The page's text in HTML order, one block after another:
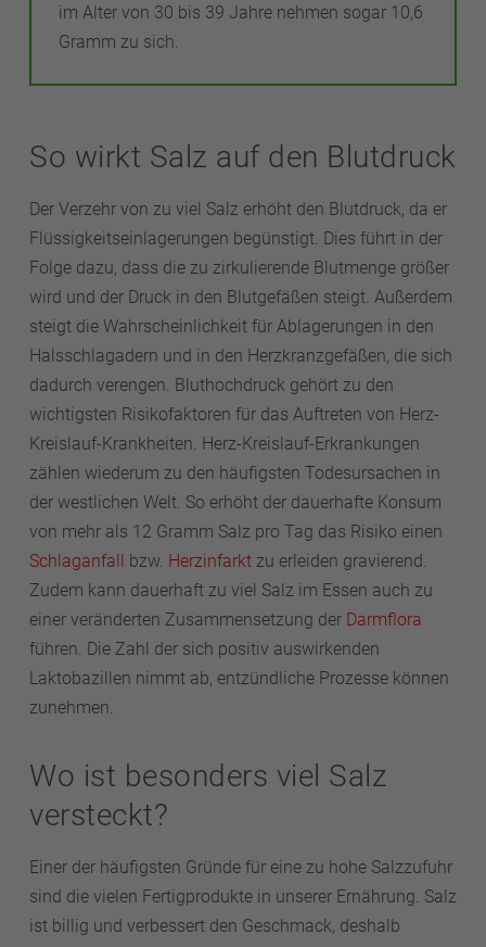
im Alter von 30 bis 39 Jahre nehmen sogar 10,6
Gramm zu sich.
So wirkt Salz auf den Blutdruck
Der Verzehr von zu viel Salz erhöht den Blutdruck, da er
Flüssigkeitseinlagerungen begünstigt. Dies führt in der
Folge dazu, dass die zu zirkulierende Blutmenge größer
wird und der Druck in den Blutgefäßen steigt. Außerdem
steigt die Wahrscheinlichkeit für Ablagerungen in den
Halsschlagadern und in den Herzkranzgefäßen, die sich
dadurch verengen. Bluthochdruck gehört zu den
wichtigsten Risikofaktoren für das Auftreten von Herz-
Kreislauf-Krankheiten. Herz-Kreislauf-Erkrankungen
zählen wiederum zu den häufigsten Todesursachen in
der westlichen Welt. So erhöht der dauerhafte Konsum
von mehr als 12 Gramm Salz pro Tag das Risiko einen
Schlaganfall bzw. Herzinfarkt zu erleiden gravierend.
Zudem kann dauerhaft zu viel Salz im Essen auch zu
einer veränderten Zusammensetzung der Darmflora
führen. Die Zahl der sich positiv auswirkenden
Laktobazillen nimmt ab, entzündliche Prozesse können
zunehmen.
Wo ist besonders viel Salz
versteckt?
Einer der häufigsten Gründe für eine zu hohe Salzzufuhr
sind die vielen Fertigprodukte in unserer Ernährung. Salz
ist billig und verbessert den Geschmack, deshalb